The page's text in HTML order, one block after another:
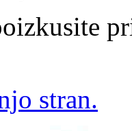
stran.